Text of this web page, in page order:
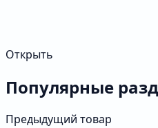
Открыть
Популярные
Предыдущий товар